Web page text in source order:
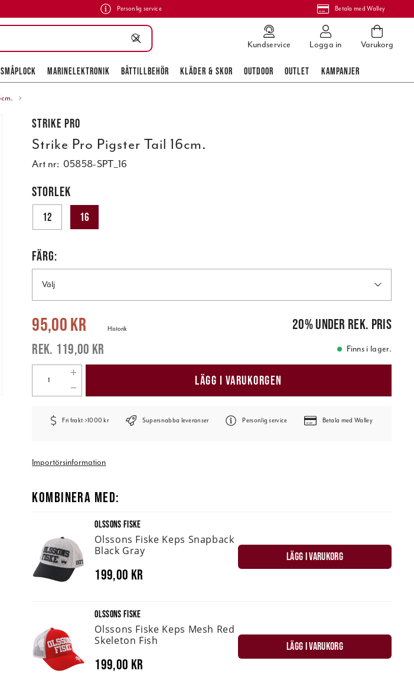
Personlig service Betala med Walley
Kundservice Logga in Varukorg
MARINELEKTRONIK BÅTTILLBEHÖR KLÄDER & SKOR OUTDOOR OUTLET KAMPANJER
Strike Pro
Strike Pro Pigster Tail 16cm.
Art nr: 05858-SPT_16
STORLEK
12 16
FÄRG:
Välj
Nuvarande pris:
95,00 kr
119,00 kr
Historik 20%under rek. pris
Finns i lager.
LÄGG I VARUKORGEN
Fri frakt >1000 kr Supersnabba leveranser Personlig service Betala med Walley
Importörsinformation
KOMBINERA MED:
OLSSONS FISKE
Olssons Fiske Keps Snapback
Black Gray
199,00 kr
LÄGG I VARUKORG
OLSSONS FISKE
Olssons Fiske Keps Mesh Red
Skeleton Fish
199,00 kr
LÄGG I VARUKORG